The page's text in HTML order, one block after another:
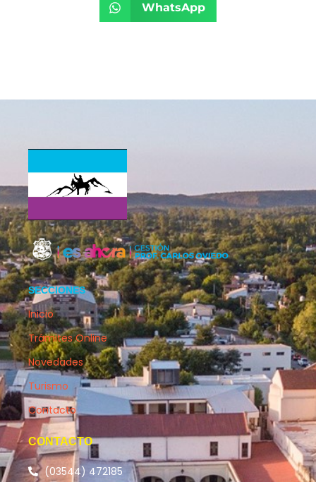
WhatsApp
SECCIONES
Inicio
Trámites Online
Novedades
Turismo
Contacto
CONTACTO
(03544) 472185